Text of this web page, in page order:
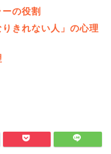
の役割
きれない人」の心理